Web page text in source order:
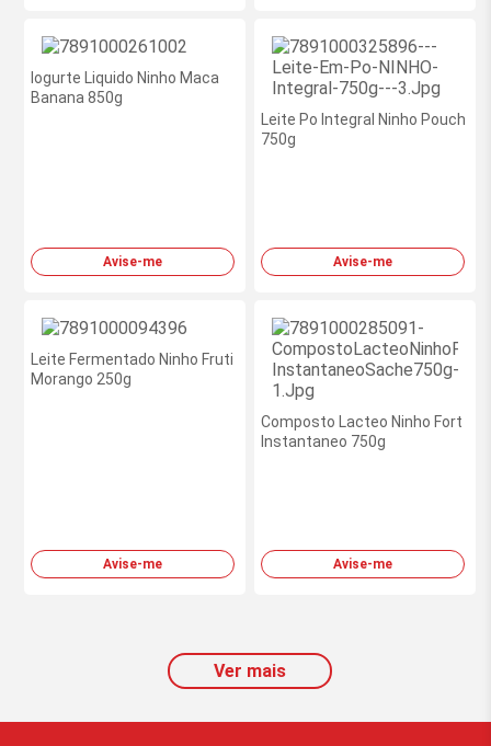
Iogurte Liquido Ninho Maca
Banana 850g
Avise-me
Leite Po Integral Ninho Pouch
750g
Avise-me
Leite Fermentado Ninho Fruti
Morango 250g
Avise-me
Composto Lacteo Ninho Fort
Instantaneo 750g
Avise-me
Ver mais